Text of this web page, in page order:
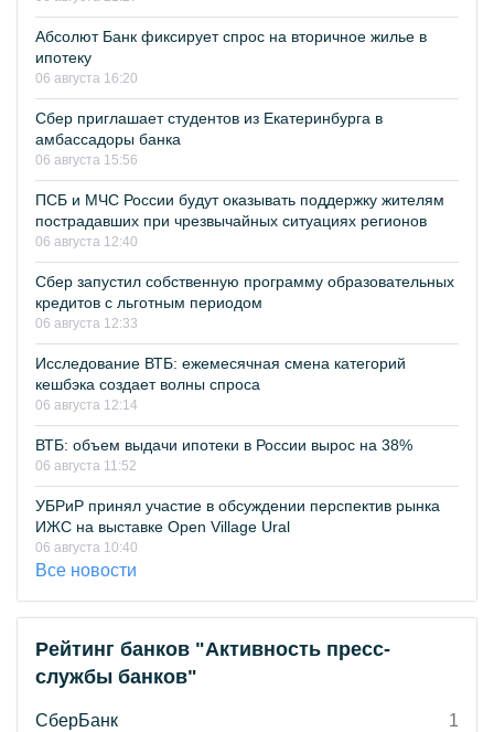
Абсолют Банк фиксирует спрос на вторичное жилье в
ипотеку
06 августа 16:20
Сбер приглашает студентов из Екатеринбурга в
амбассадоры банка
06 августа 15:56
ПСБ и МЧС России будут оказывать поддержку жителям
пострадавших при чрезвычайных ситуациях регионов
06 августа 12:40
Сбер запустил собственную программу образовательных
кредитов с льготным периодом
06 августа 12:33
Исследование ВТБ: ежемесячная смена категорий
кешбэка создает волны спроса
06 августа 12:14
ВТБ: объем выдачи ипотеки в России вырос на 38%
06 августа 11:52
УБРиР принял участие в обсуждении перспектив рынка
ИЖС на выставке Open Village Ural
06 августа 10:40
Все новости
Рейтинг банков "Активность пресс-
службы банков"
СберБанк
1